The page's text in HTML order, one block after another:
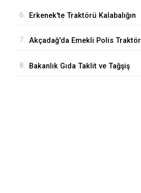
6. Erkenek'te Traktörü Kalabalığın
Ağır Yaralandı
7. Akçadağ'da Emekli Polis Traktör
8. Bakanlık Gıda Taklit ve Tağşiş